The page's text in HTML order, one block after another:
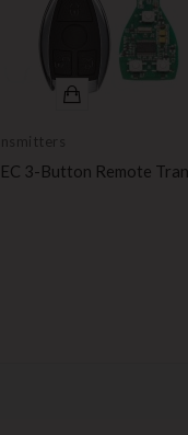
3-Button Remote